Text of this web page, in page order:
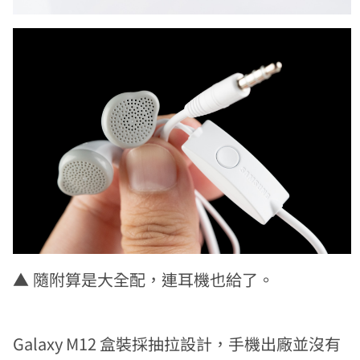
▲ 隨附算是大全配，連耳機也給了。
Galaxy M12 盒裝採抽拉設計，手機出廠並沒有